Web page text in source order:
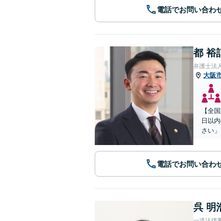
電話でお問い合わ
都 裕
弁護士法
大阪
【全
日以
さい
電話でお問い合わ
呉 明